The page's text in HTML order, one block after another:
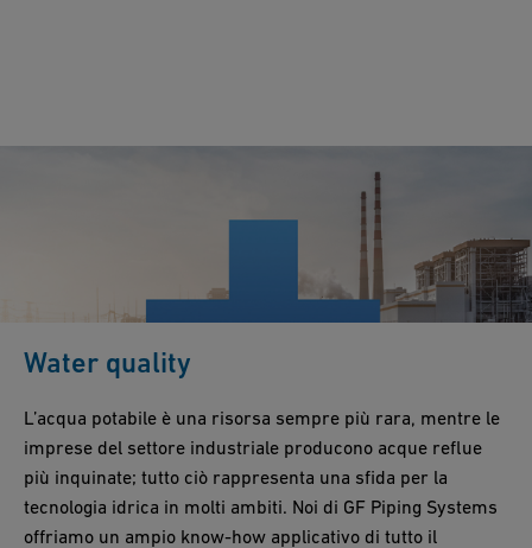
Water quality
L’acqua potabile è una risorsa sempre più rara, mentre le
imprese del settore industriale producono acque reflue
più inquinate; tutto ciò rappresenta una sfida per la
tecnologia idrica in molti ambiti. Noi di GF Piping Systems
offriamo un ampio know-how applicativo di tutto il